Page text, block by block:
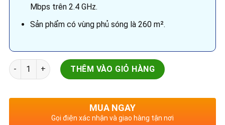
Mbps trên 2.4 GHz.
Sản phẩm có vùng phủ sóng là 260 m².
TP-Link Deco X60 Hệ thống Wi-Fi 6 Mesh cho Gia đình
THÊM VÀO GIỎ HÀNG
MUA NGAY
Gọi điện xác nhận và giao hàng tận nơi